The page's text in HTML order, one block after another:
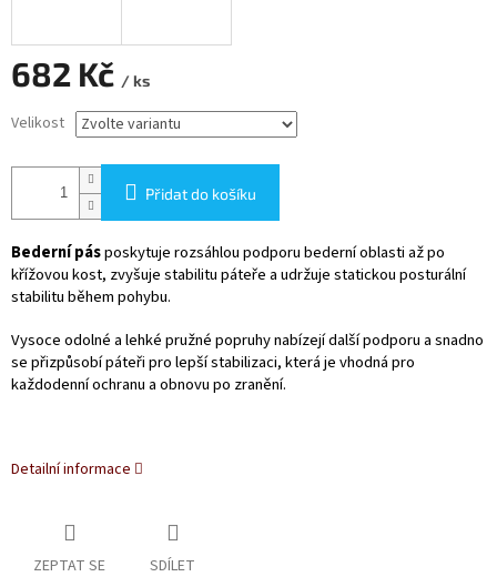
682 Kč / ks
cena:
Velikost
Přidat do košíku
Bederní pásposkytuje rozsáhlou podporu bederní oblasti až po
křížovou kost, zvyšuje stabilitu páteře a udržuje statickou posturální
stabilitu během pohybu.
Vysoce odolné a lehké pružné popruhy nabízejí další podporu a snadno
se přizpůsobí páteři pro lepší stabilizaci, která je vhodná pro
každodenní ochranu a obnovu po zranění.
Detailní informace
ZEPTAT SE SDÍLET